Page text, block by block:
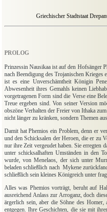
Griechischer Stadtstaat
PROLOG
Prinzessin Nausikaa ist auf den Hofsänger
nach Beendigung des Trojanischen Krieges
ist es eine Unverschämtheit Königin
Abwesenheit ihres Gemahls keinen
vorgetragenen Form sind die Verse eine
Treue ergeben sind. Von seiner Version
obszöne Verhalten der Freier von Ithaka
nicht länger zu kränken, sondern Themen
Damit hat Phemios ein Problem, denn er
und den Schicksalen der Heroen, die er zu
nur ihre Zeit vergeudet haben. Sie erregten
unter schicksalhaften Umständen in den
wurde, von Menelaos, der sich unter
beladen schließlich nach Mykene
schließlich sein kleines Königreich unter
Alles was Phemios vorträgt, beruht auf
ausreichend Anlass zur Arroganz, doch
ärgerlich sein, aber die Söhne des
entgegen. Ihre Geschichten, die sie mit